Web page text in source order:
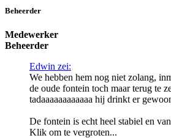
Beheerder
Medewerker
Beheerder
Edwin zei:
We hebben hem nog niet zolang,
de oude fontein toch maar terug te
tadaaaaaaaaaaaa hij drinkt er
De fontein is echt heel stabiel en
Klik om te vergroten...